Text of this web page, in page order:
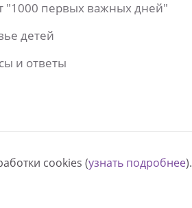
"1000 первых важных дней"
детей
и ответы
cookies (узнать подробнее).